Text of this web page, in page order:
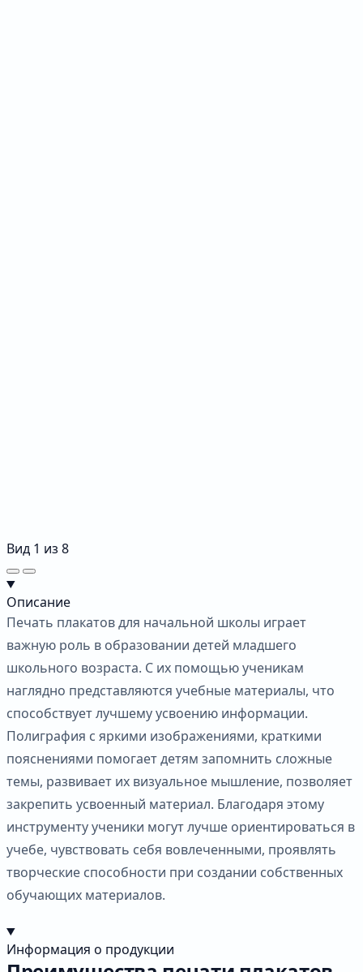
Вид 1 из 8
Описание
Печать плакатов для начальной школы играет
важную роль в образовании детей младшего
школьного возраста. С их помощью ученикам
наглядно представляются учебные материалы, что
способствует лучшему усвоению информации.
Полиграфия с яркими изображениями, краткими
пояснениями помогает детям запомнить сложные
темы, развивает их визуальное мышление, позволяет
закрепить усвоенный материал. Благодаря этому
инструменту ученики могут лучше ориентироваться в
учебе, чувствовать себя вовлеченными, проявлять
творческие способности при создании собственных
обучающих материалов.
Информация о продукции